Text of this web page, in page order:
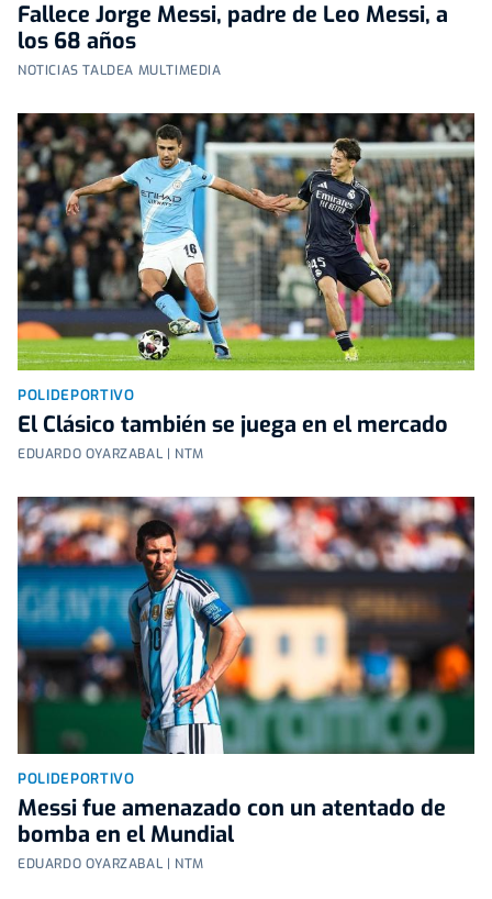
Fallece Jorge Messi, padre de Leo Messi, a
los 68 años
NOTICIAS TALDEA MULTIMEDIA
POLIDEPORTIVO
El Clásico también se juega en el mercado
EDUARDO OYARZABAL | NTM
POLIDEPORTIVO
Messi fue amenazado con un atentado de
bomba en el Mundial
EDUARDO OYARZABAL | NTM